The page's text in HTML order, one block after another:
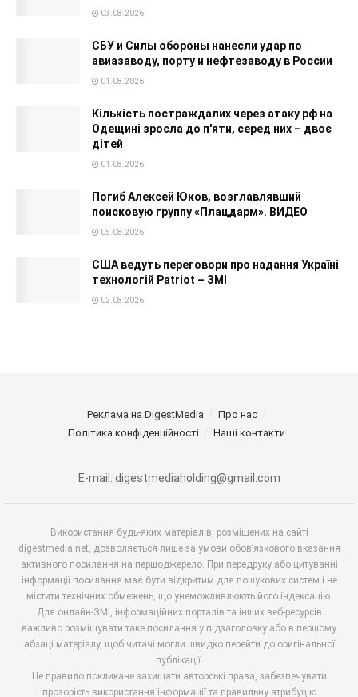
03.08.2026
СБУ и Силы обороны нанесли удар по
авиазаводу, порту и нефтезаводу в России
01.08.2026
Кількість постраждалих через атаку рф на
Одещині зросла до п'яти, серед них – двоє
дітей
01.08.2026
Погиб Алексей Юков, возглавлявший
поисковую группу «Плацдарм». ВИДЕО
05.08.2026
США ведуть переговори про надання Україні
технологій Patriot – ЗМІ
02.08.2026
Реклама на DigestMedia
Про нас
Політика конфіденційності
Наші контакти
E-mail: digestmediaholding@gmail.com
Використання будь-яких матеріалів, розміщених на сайті
digestmedia.net, дозволяється лише за умови обов’язкового вказання
активного посилання на першоджерело. При передруку або цитуванні
інформації посилання має бути відкритим для пошукових систем і не
містити технічних обмежень, що унеможливлюють його індексацію.
Для онлайн-ЗМІ, інформаційних порталів та інших веб-ресурсів
важливо розміщувати таке посилання у підзаголовку або в першому
абзаці матеріалу, щоб читачі могли швидко перейти до оригінальної
публікації.
Це правило покликане захищати авторські права, забезпечувати
прозорість використання інформації та правильну атрибуцію